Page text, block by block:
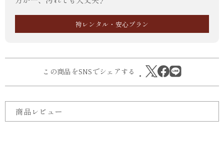
袴レンタル・安心プラン
この商品をSNSでシェアする
商品レビュー